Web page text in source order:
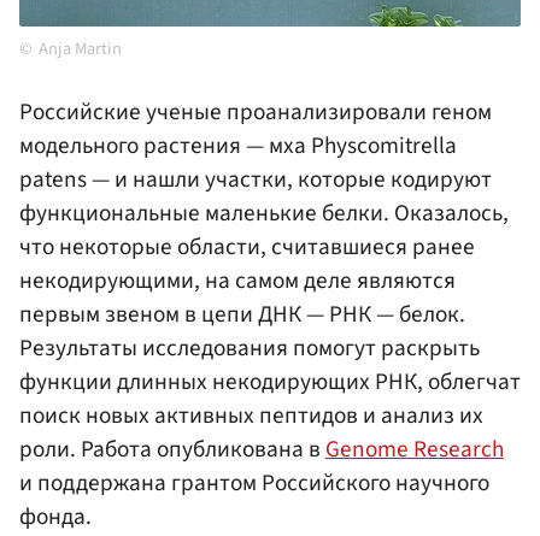
Anja Martin
Российские ученые проанализировали геном
модельного растения — мха Physcomitrella
patens — и нашли участки, которые кодируют
функциональные маленькие белки. Оказалось,
что некоторые области, считавшиеся ранее
некодирующими, на самом деле являются
первым звеном в цепи ДНК — РНК — белок.
Результаты исследования помогут раскрыть
функции длинных некодирующих РНК, облегчат
поиск новых активных пептидов и анализ их
роли. Работа опубликована вGenome Research
и поддержана грантом Российского научного
фонда.